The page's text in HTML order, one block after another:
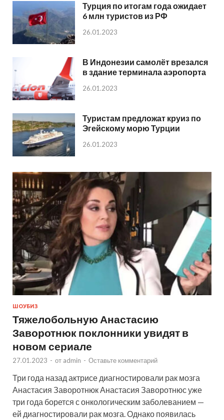
Турция по итогам года ожидает
6 млн туристов из РФ
26.01.2023
В Индонезии самолёт врезался
в здание терминала аэропорта
26.01.2023
Туристам предложат круиз по
Эгейскому морю Турции
26.01.2023
ШОУБИЗ
Тяжелобольную Анастасию
Заворотнюк поклонники увидят в
новом сериале
27.01.2023 - от admin - Оставьте комментарий
Три года назад актрисе диагностировали рак мозга
Анастасия Заворотнюк Анастасия Заворотнюс уже
три года борется с онкологическим заболеванием —
ей диагностировали рак мозга. Однако появилась